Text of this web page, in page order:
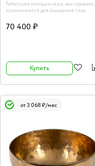
Тибетские поющие чаши, как правило,
применяются для очищения тела,
предметов от негативной энергии.
Воздействие данного инструмента на
70 400 ₽
Купить
от 3 068 ₽/мес